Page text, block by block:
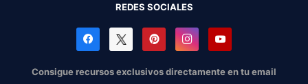
REDES SOCIALES
Consigue recursos exclusivos directamente en tu email